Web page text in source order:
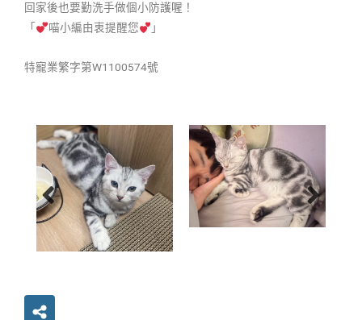
回家後也要勤洗手做個小防護喔！
「
喵小編由衷提醒您 」
特寵業繁字第W1100574號